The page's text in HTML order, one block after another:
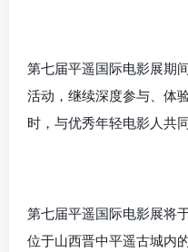
第七届平遥国际电影展期
活动，继续深度参与、体
时，与优秀年轻电影人共同
第七届平遥国际电影展将
位于山西晋中平遥古城内